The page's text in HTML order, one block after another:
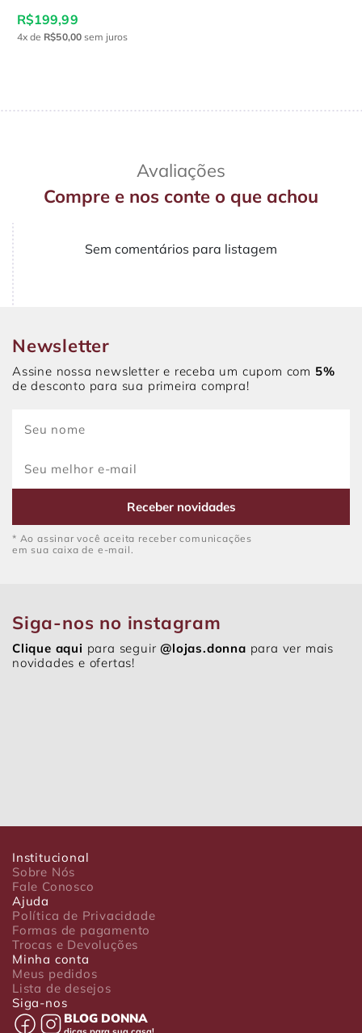
R$199,99
4x de R$50,00sem juros
Avaliações
Compre e nos conte o que achou
Sem comentários para listagem
Newsletter
Assine nossa newsletter e receba um cupom com 5%
de desconto para sua primeira compra!
Receber novidades
* Ao assinar você aceita receber comunicações
em sua caixa de e-mail.
Siga-nos no instagram
Clique aqui para seguir@lojas.donna para ver mais
novidades e ofertas!
Institucional
Sobre Nós
Fale Conosco
Ajuda
Política de Privacidade
Formas de pagamento
Trocas e Devoluções
Minha conta
Meus pedidos
Lista de desejos
Siga-nos
BLOG DONNA